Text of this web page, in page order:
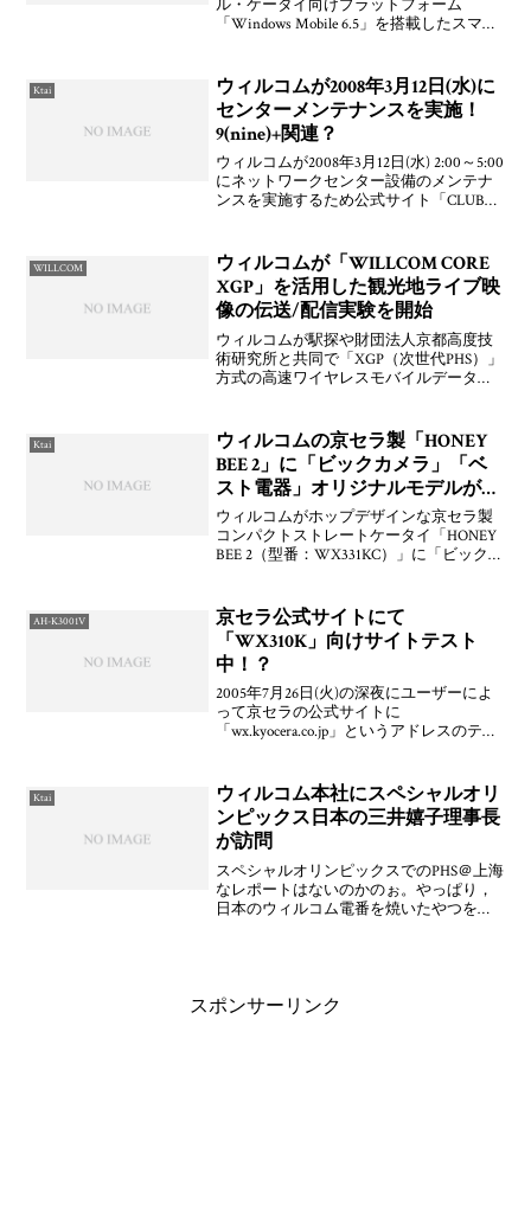
ル・ケータイ向けプラットフォーム
「Windows Mobile 6.5」を搭載したスマー
この内容なら発表しないほうが良かった
と思うんだ
Ktai
ウィルコムが2008年3月12日(水)に
センターメンテナンスを実施！
9(nine)+関連？
ウィルコムが2008年3月12日(水) 2:00～5:00
にネットワークセンター設備のメンテナ
ンスを実施するため公式サイト「CLUB
ては「9(nine)+」で
WILLCOM
ウィルコムが「WILLCOM CORE
XGP」を活用した観光地ライブ映
像の伝送/配信実験を開始
ウィルコムが駅探や財団法人京都高度技
術研究所と共同で「XGP（次世代PHS）」
方式の高速ワイヤレスモバイルデータ通
送および配信するビジネスの構築と事業
化を
Ktai
ウィルコムの京セラ製「HONEY
BEE 2」に「ビックカメラ」「ベ
スト電器」オリジナルモデルが登
場
ウィルコムがホップデザインな京セラ製
コンパクトストレートケータイ「HONEY
BEE 2（型番：WX331KC）」に「ビックカ
売することを発表しています。色は
AH-K3001V
京セラ公式サイトにて
「WX310K」向けサイトテスト
中！？
2005年7月26日(火)の深夜にユーザーによ
って京セラの公式サイトに
「wx.kyocera.co.jp」というアドレスのテス
「WX310K」という機種がウィルコムの
音声
Ktai
ウィルコム本社にスペシャルオリ
ンピックス日本の三井嬉子理事長
が訪問
スペシャルオリンピックスでのPHS＠上海
なレポートはないのかのぉ。やっぱり，
日本のウィルコム電番を焼いたやつをロ
スポンサーリンク